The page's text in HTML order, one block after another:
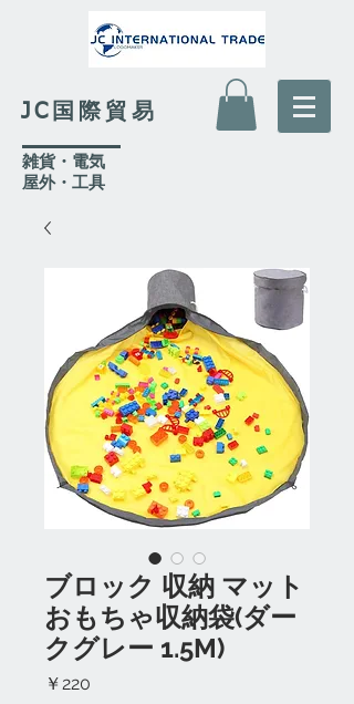
JC国際貿易
​雑貨・電気
​屋外・工具
ブロック 収納 マット
おもちゃ収納袋(ダー
クグレー 1.5M)
￥220